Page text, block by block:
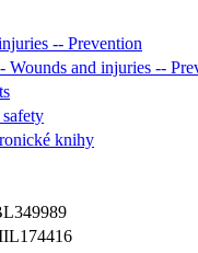
-- Prevention
Wounds and injuries --
knihy